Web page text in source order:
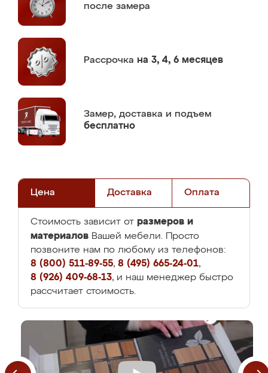
после замера
Рассрочка на 3, 4, 6 месяцев
Замер, доставка и подъем
бесплатно
Цена Доставка Оплата
Стоимость зависит от размеров и
материалов Вашей мебели. Просто
позвоните нам по любому из телефонов:
8 (800) 511-89-55, 8 (495) 665-24-01,
8 (926) 409-68-13, и наш менеджер быстро
рассчитает стоимость.